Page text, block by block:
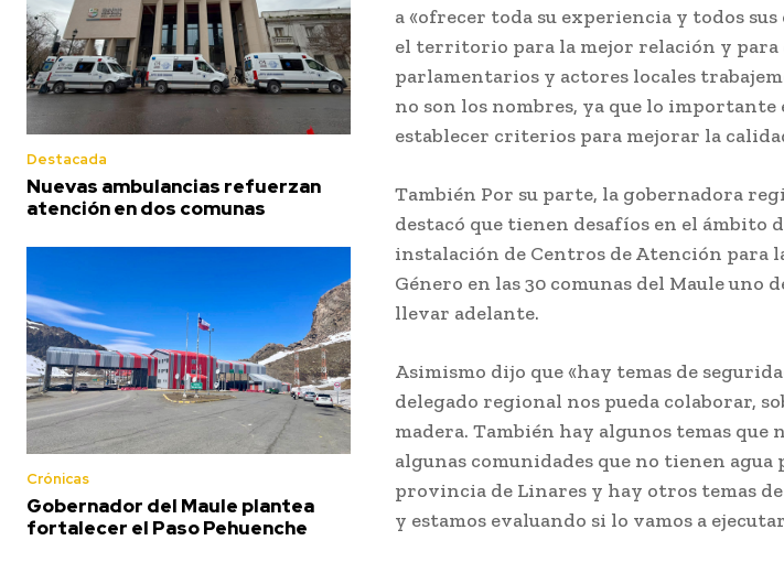
Destacada
Nuevas ambulancias refuerzan
atención en dos comunas
Crónicas
Gobernador del Maule plantea
fortalecer el Paso Pehuenche
a «ofrecer toda su experiencia y todos sus
el territorio para la mejor relación y para
parlamentarios y actores locales
no son los nombres, ya que lo importante
establecer criterios para mejorar la
También Por su parte, la gobernadora
destacó que tienen desafíos en el ámbito
instalación de Centros de Atención para
Género en las 30 comunas del Maule uno
llevar adelante.
Asimismo dijo que «hay temas de
delegado regional nos pueda colaborar,
madera. También hay algunos temas que
algunas comunidades que no tienen agua
provincia de Linares y hay otros temas
y estamos evaluando si lo vamos a